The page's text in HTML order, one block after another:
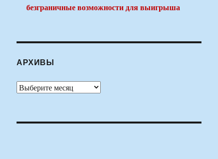
безграничные возможности для выигрыша
АРХИВЫ
Архивы